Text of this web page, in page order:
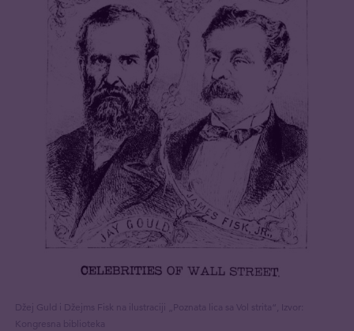
Džej Guld i Džejms Fisk na ilustraciji „Poznata lica sa Vol strita“, Izvor:
Kongresna biblioteka